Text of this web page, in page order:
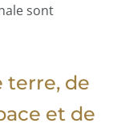
sont
terre, de
et de